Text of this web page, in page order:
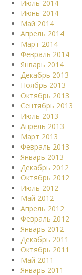
Июль 2014
Июнь 2014
Май 2014
Апрель 2014
Март 2014
Февраль 2014
Январь 2014
Декабрь 2013
Ноябрь 2013
Октябрь 2013
Сентябрь 2013
Июль 2013
Апрель 2013
Март 2013
Февраль 2013
Январь 2013
Декабрь 2012
Октябрь 2012
Июль 2012
Май 2012
Апрель 2012
Февраль 2012
Январь 2012
Декабрь 2011
Октябрь 2011
Май 2011
Январь 2011